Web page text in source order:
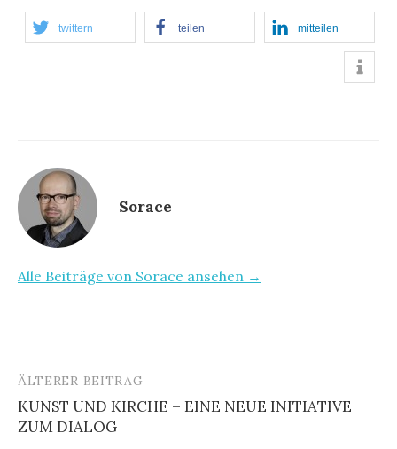
twittern teilen mitteilen
Sorace
Alle Beiträge von Sorace ansehen →
B
ÄLTERER BEITRAG
KUNST UND KIRCHE – EINE NEUE INITIATIVE
ZUM DIALOG